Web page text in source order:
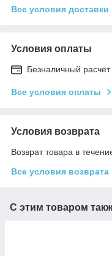
Все условия доставки
Условия оплаты
Безналичный расчет
Все условия оплаты
Условия возврата
Возврат товара в
Все условия возврата
С этим товаром